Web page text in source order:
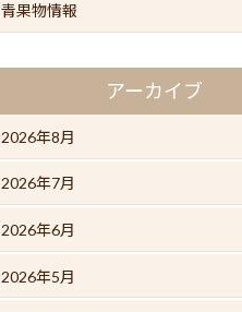
青果物情報
アーカイブ
2026年8月
2026年7月
2026年6月
2026年5月